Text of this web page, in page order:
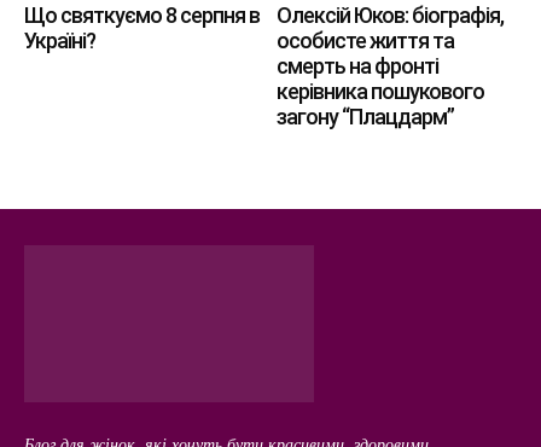
Що святкуємо 8 серпня в
Україні?
Олексій Юков: біографія,
особисте життя та
смерть на фронті
керівника пошукового
загону “Плацдарм”